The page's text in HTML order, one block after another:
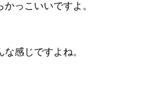
っこいいですよ。
感じですよね。